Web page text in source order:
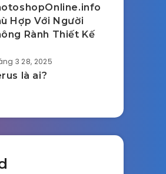
Hợp Với Người
Rành Thiết Kế
3 28, 2025
là ai?